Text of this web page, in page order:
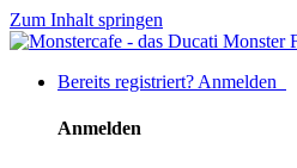
Zum Inhalt springen
Bereits registriert? Anmelden
Anmelden